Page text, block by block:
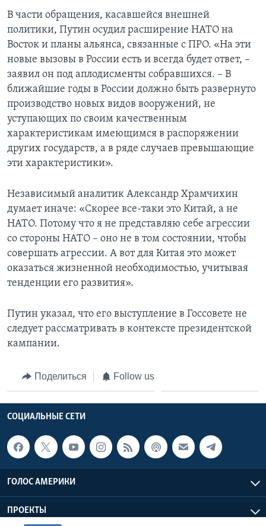
В части обращения, касавшейся внешней
политики, Путин осудил расширение НАТО на
Восток и планы альянса, связанные с ПРО. «На эти
новые вызовы в России есть и всегда будет ответ, –
заявил он под аплодисменты собравшихся. – В
ближайшие годы в России должно быть развернуто
производство новых видов вооружений, не
уступающих по своим качественным
характеристикам имеющимся в распоряжении
других государств, а в ряде случаев превышающие
эти характеристики».
Независимый аналитик Александр Храмчихин
думает иначе: «Скорее все-таки это Китай, а не
НАТО. Потому что я не представляю себе агрессии
со стороны НАТО – оно не в том состоянии, чтобы
совершать агрессии. А вот для Китая это может
оказаться жизненной необходимостью, учитывая
тенденции его развития».
Путин указал, что его выступление в Госсовете не
следует рассматривать в контексте президентской
кампании.
Поделиться Follow us
СОЦИАЛЬНЫЕ СЕТИ
ГОЛОС АМЕРИКИ
ПРОЕКТЫ